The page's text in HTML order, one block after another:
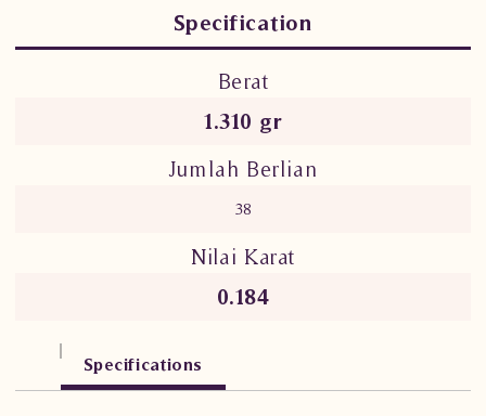
Specification
Berat
1.310 gr
Jumlah Berlian
38
Nilai Karat
0.184
Specifications